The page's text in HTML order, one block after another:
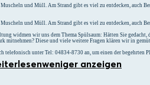
Muscheln und Müll. Am Strand gibt es viel zu entdecken, auch
Muscheln und Müll. Am Strand gibt es viel zu entdecken, auch
widmen wir uns dem Thema Spülsaum: Hätten Sie
mitnehmen? Diese und viele weitere Fragen klären wir in
telefonisch unter Tel: 04834-8730 an, um einen der begehrten
weniger anzeigen